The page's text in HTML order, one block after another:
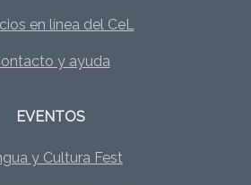
en línea del CeL
y ayuda
EVENTOS
y Cultura Fest